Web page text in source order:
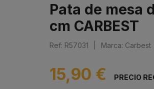
Pata de mesa
cm CARBEST
Ref: R57031 Marca: Carbest
15,90 € PRECIO